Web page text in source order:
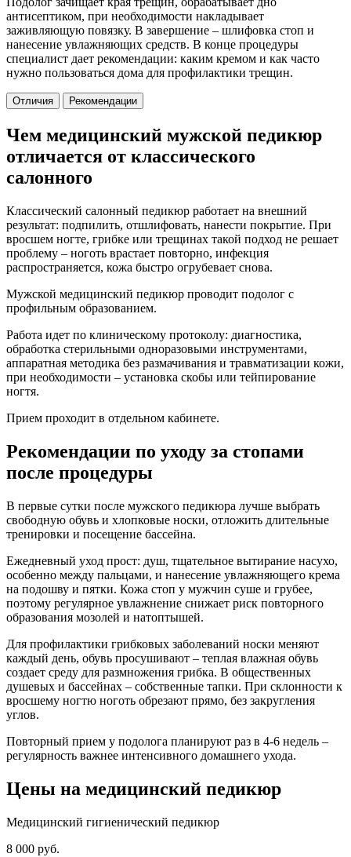
антисептиком, при необходимости накладывает
заживляющую повязку. В завершение – шлифовка стоп и
нанесение увлажняющих средств. В конце процедуры
специалист дает рекомендации: каким кремом и как часто
нужно пользоваться дома для профилактики трещин.
Отличия Рекомендации
Чем медицинский мужской педикюр
отличается от классического
салонного
Классический салонный педикюр работает на внешний
результат: подпилить, отшлифовать, нанести покрытие. При
вросшем ногте, грибке или трещинах такой подход не решает
проблему – ноготь врастает повторно, инфекция
распространяется, кожа быстро огрубевает снова.
Мужской медицинский педикюр проводит подолог с
профильным образованием.
Работа идет по клиническому протоколу: диагностика,
обработка стерильными одноразовыми инструментами,
аппаратная методика без размачивания и травматизации кожи,
при необходимости – установка скобы или тейпирование
ногтя.
Прием проходит в отдельном кабинете.
Рекомендации по уходу за стопами
после процедуры
В первые сутки после мужского педикюра лучше выбрать
свободную обувь и хлопковые носки, отложить длительные
тренировки и посещение бассейна.
Ежедневный уход прост: душ, тщательное вытирание насухо,
особенно между пальцами, и нанесение увлажняющего крема
на подошву и пятки. Кожа стоп у мужчин суше и грубее,
поэтому регулярное увлажнение снижает риск повторного
образования мозолей и натоптышей.
Для профилактики грибковых заболеваний носки меняют
каждый день, обувь просушивают – теплая влажная обувь
создает среду для размножения грибка. В общественных
душевых и бассейнах – собственные тапки. При склонности к
вросшему ногтю ноготь обрезают прямо, без закругления
углов.
Повторный прием у подолога планируют раз в 4-6 недель –
регулярность важнее интенсивного домашнего ухода.
Цены на медицинский педикюр
Медицинский гигиенический педикюр
8 000 руб.